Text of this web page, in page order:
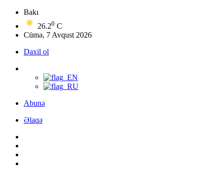
Bakı
26.20 C
Cümə, 7 Avqust 2026
Daxil ol
Abunə
Əlaqə